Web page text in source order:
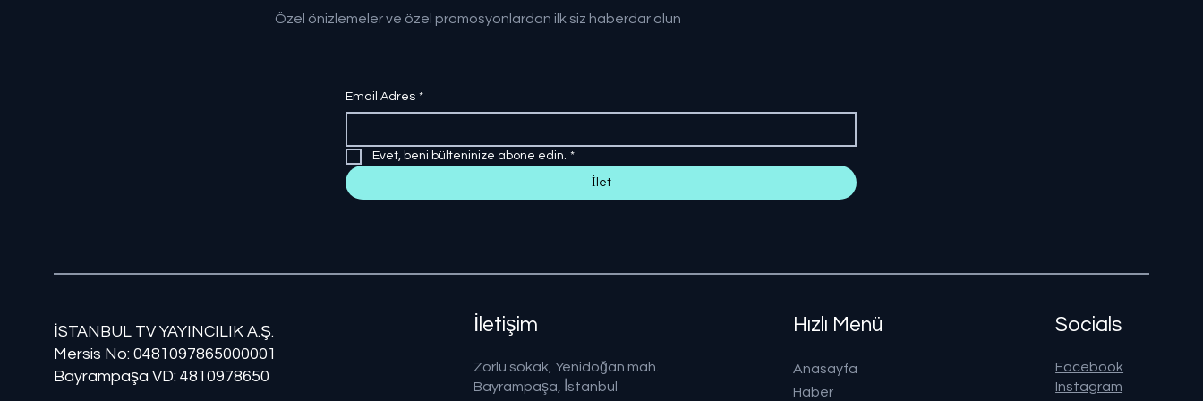
Özel önizlemeler ve özel promosyonlardan ilk siz haberdar olun
Email Adres *
Evet, beni bülteninize abone edin. *
İlet
İSTANBUL TV YAYINCILIK A.Ş.
Mersis No: ​​0481097865000001
Bayrampaşa VD: 4810978650
Hızlı Menü
Anasayfa
Haber
İletişim
Zorlu sokak, Yenidoğan mah.
Bayrampaşa, İstanbul
Socials
Facebook
Instagram